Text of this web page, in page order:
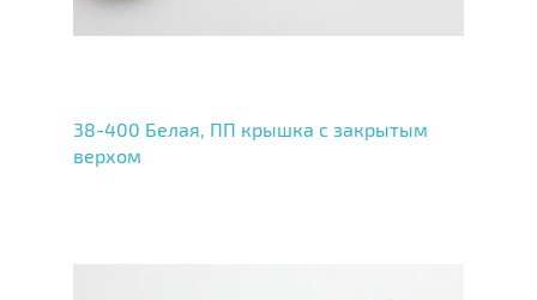
38-400 Белая, ПП крышка с закрытым
верхом